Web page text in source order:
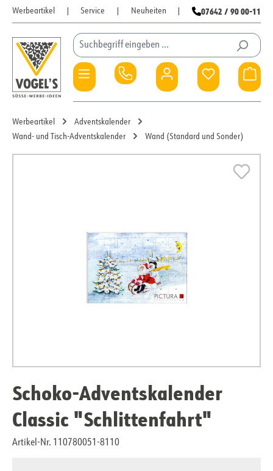
Zum Hauptinhalt springen
Werbeartikel Service Neuheiten 07642 / 90 00-11
Du hast 0
Werbeartikel
Adventskalender
Wand- und Tisch-Adventskalender
Wand (Standard und Sonder)
Schoko-Adventskalender
Classic "Schlittenfahrt"
Artikel-Nr. 110780051-8110